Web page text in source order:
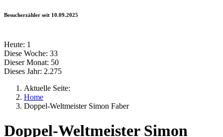
Besucherzähler seit 10.09.2025
Heute: 1
Diese Woche: 33
Dieser Monat: 50
Dieses Jahr: 2.275
Aktuelle Seite:
Home
Doppel-Weltmeister Simon Faber
Doppel-Weltmeister Simon